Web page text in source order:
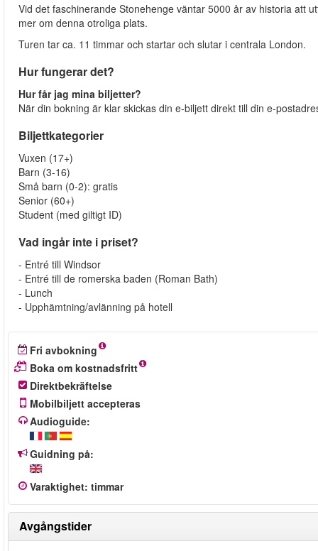
Vid det faschinerande Stonehenge väntar 5000 år av historia att
mer om denna otroliga plats.
Turen tar ca. 11 timmar och startar och slutar i centrala London.
Hur fungerar det?
Hur får jag mina biljetter?
När din bokning är klar skickas din e-biljett direkt till din e-
Biljettkategorier
Vuxen (17+)
Barn (3-16)
Små barn (0-2): gratis
Senior (60+)
Student (med giltigt ID)
Vad ingår inte i priset?
- Entré till Windsor
- Entré till de romerska baden (Roman Bath)
- Lunch
- Upphämtning/avlänning på hotell
Fri avbokning
Boka om kostnadsfritt
Direktbekräftelse
Mobilbiljett accepteras
Audioguide:
Guidning på:
Varaktighet: timmar
Avgångstider